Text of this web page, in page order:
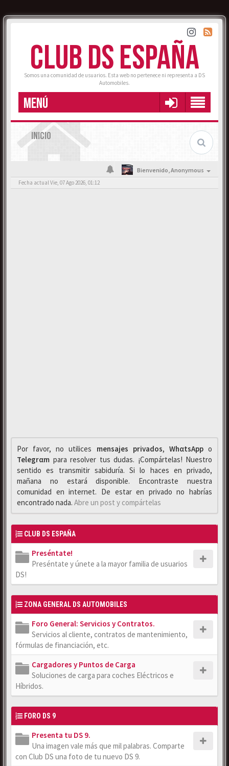
CLUB DS ESPAÑA
Somos una comunidad de usuarios. Esta web no pertenece ni representa a DS
Automobiles.
MENÚ
INICIO
Bienvenido,Anonymous
Fecha actual Vie, 07 Ago 2026, 01:12
Por favor, no utilices mensajes privados, WhαtsAppo
Telegrαm para resolver tus dudas. ¡Compártelas! Nuestro
sentido es transmitir sabiduría. Si lo haces en privado,
mañana no estará disponible. Encontraste nuestra
comunidad en internet. De estar en privado no habrías
encontrado nada. Abre un post y compártelas
CLUB DS ESPAÑA
Preséntate!
Preséntate y únete a la mayor familia de usuarios
DS!
ZONA GENERAL DS AUTOMOBILES
Foro General: Servicios y Contratos.
Servicios al cliente, contratos de mantenimiento,
fórmulas de financiación, etc.
Cargadores y Puntos de Carga
Soluciones de carga para coches Eléctricos e
Híbridos.
FORO DS 9
Presenta tu DS 9.
Una imagen vale más que mil palabras. Comparte
con Club DS una foto de tu nuevo DS 9.